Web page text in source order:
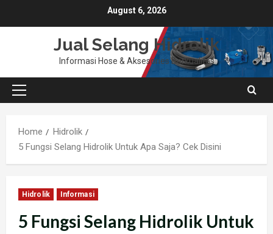
to
August 6, 2026
Jual Selang Hidrolik
Informasi Hose & Aksesories Berkualitas
Primary
Home
Hidrolik
5 Fungsi Selang Hidrolik Untuk Apa Saja? Cek Disini
Hidrolik Informasi
5 Fungsi Selang Hidrolik Untuk